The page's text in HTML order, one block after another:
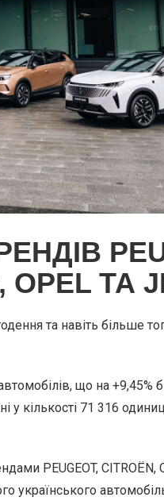
OPEL ТА
та навіть більше
що на +9,45%
у кількості 71 316
PEUGEOT, CITROЁN,
українського